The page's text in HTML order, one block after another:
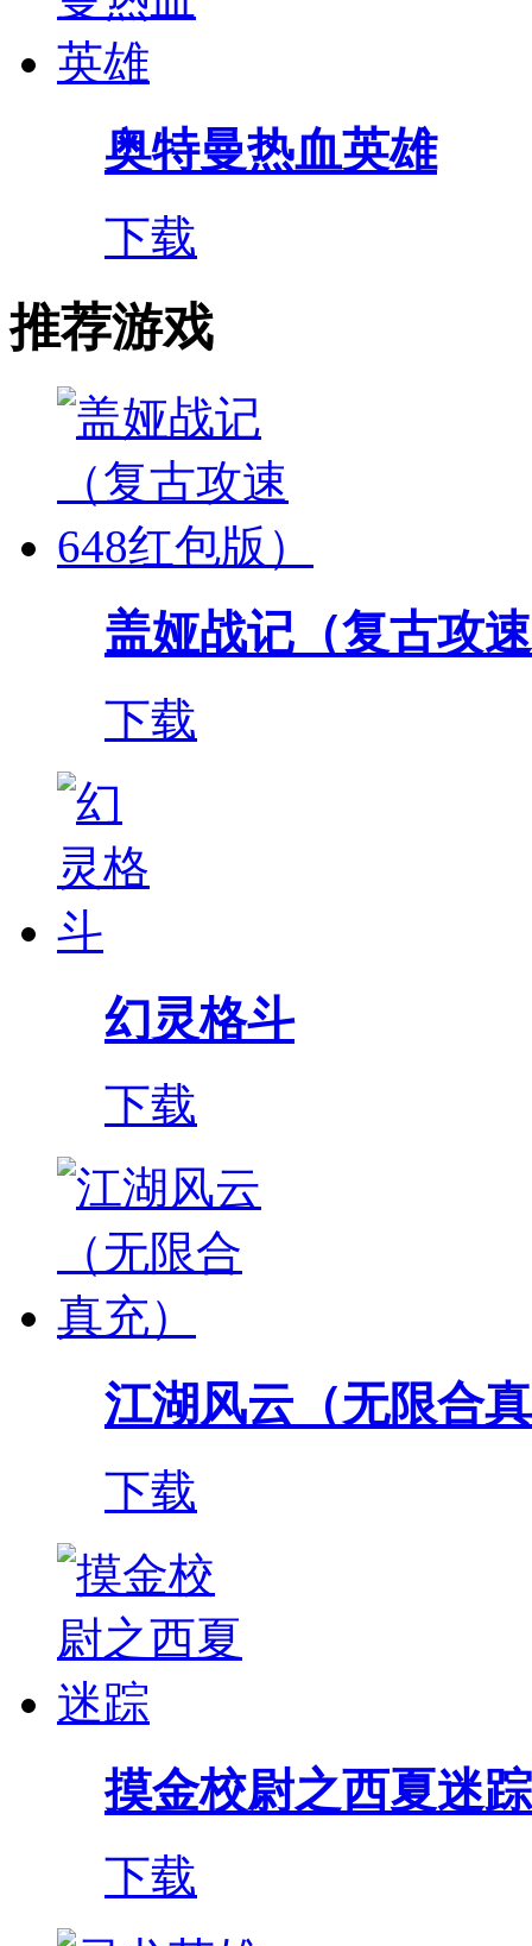
奥特曼热血英雄
下载
推荐游戏
盖娅战记（复古攻
下载
幻灵格斗
下载
江湖风云（无限合
下载
摸金校尉之西夏迷踪
下载